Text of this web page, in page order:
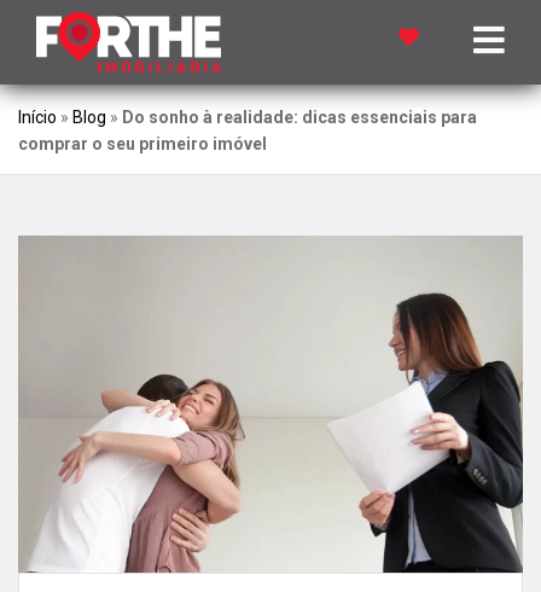
Início » Blog » Do sonho à realidade: dicas essenciais para
comprar o seu primeiro imóvel